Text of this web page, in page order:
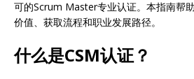
可的Scrum Master专业认证。本指南帮
价值、获取流程和职业发展路径。
什么是CSM认证？